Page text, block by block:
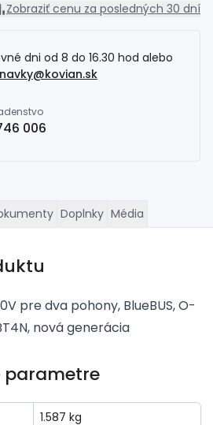
Zobraziť cenu za posledných 30 dní
dni od 8 do 16.30 hod alebo
006
Doplnky Média
pre dva pohony, BlueBUS, O-
nová generácia
parametre
1.587 kg